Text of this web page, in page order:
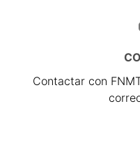
Contactar con